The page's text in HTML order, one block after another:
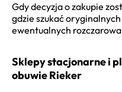
Gdy decyzja o zakupie
gdzie szukać
ewentualnych
Sklepy stacjonarne i
obuwie Rieker